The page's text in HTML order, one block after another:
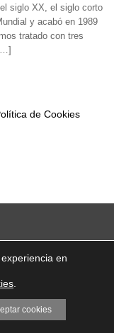
siglo XX, el siglo corto
y acabó en 1989
tratado con tres
de Cookies
en
cookies